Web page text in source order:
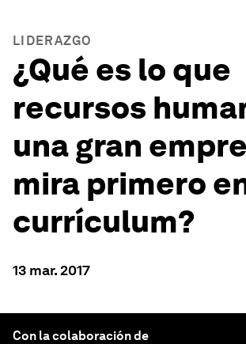
LIDERAZGO
¿Qué es lo que
recursos
una gran
mira primero
currículum?
13 mar. 2017
Con la colaboración de